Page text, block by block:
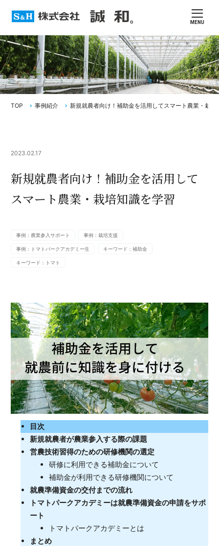
MENU
TOP 事例紹介 新規就農者向け！補助金を活用してスマート農業・栽培
2023.02.17
新規就農者向け！補助金を活用して
スマート農業・栽培知識を学習
事例：農業参入サポート 事例：栽培支援
事例：トマトパークアカデミー生 キーワード：補助金
キーワード：トマト
目次
新規就農者が農業参入する際の課題
営農技術習得のための研修機関の選定
研修に利用できる補助金について
補助金が利用できる研修機関について
就農準備資金の交付までの流れ
トマトパークアカデミーは就農準備資金の申請をサポ
ート
トマトパークアカデミーとは
まとめ